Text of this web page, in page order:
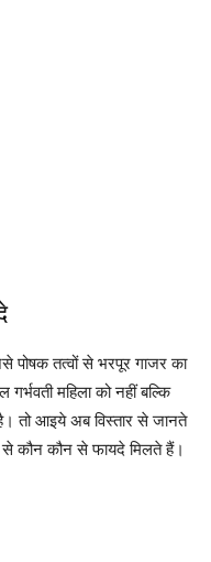
पोषक तत्वों से भरपूर गाजर का
महिला को नहीं बल्कि
तो आइये अब विस्तार से जानते
कौन कौन से फायदे मिलते हैं।